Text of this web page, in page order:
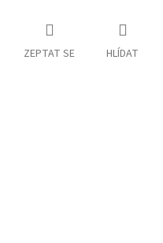
ZEPTAT SE HLÍDAT